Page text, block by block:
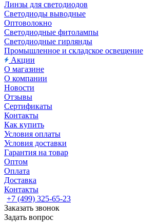
Линзы для светодиодов
Светодиоды выводные
Оптоволокно
Светодиодные фитолампы
Светодиодные гирлянды
Промышленное и складское освещение
Акции
О магазине
О компании
Новости
Отзывы
Сертификаты
Контакты
Как купить
Условия оплаты
Условия доставки
Гарантия на товар
Оптом
Оплата
Доставка
Контакты
+7 (499) 325-65-23
Заказать звонок
Задать вопрос